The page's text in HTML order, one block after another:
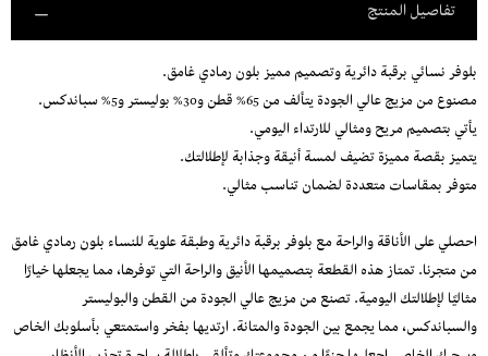
تفاصيل المنتج
بلوفر نسائي برقبة دائرية وتصميم مميز بلون رمادي غامق.
مصنوع من مزيج عالي الجودة يتألف من 65% قطن و30% بوليستر و5% سباندكس.
يأتي بتصميم مريح ومثالي للارتداء اليومي.
يتميز بقصة مميزة تضيف لمسة أنيقة وجذابة لإطلالتك.
متوفر بمقاسات متعددة لضمان تناسب مثالي.
احصلي على الأناقة والراحة مع بلوفر برقبة دائرية وطبقة علوية للنساء بلون رمادي غامق
من متجرنا. تمتاز هذه القطعة بتصميمها الأنيق والراحة التي توفرها، مما يجعلها خيارًا
مثاليًا لإطلالتك اليومية. تصنع من مزيج عالي الجودة من القطن والبوليستر
والسباندكس، مما يجمع بين الجودة والمتانة. ارتديها بفخر واستمتعي بأسلوبك الخاص